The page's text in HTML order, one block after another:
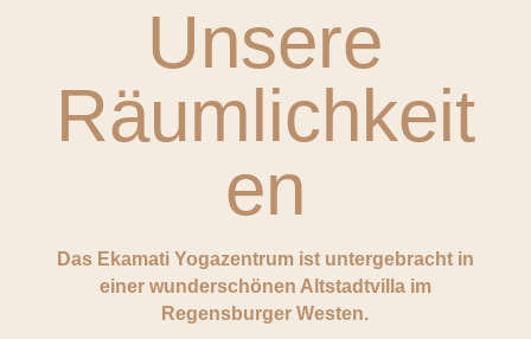
Unsere
Räumlichkeit
en
Das Ekamati Yogazentrum ist untergebracht in
einer wunderschönen Altstadtvilla im
Regensburger Westen.